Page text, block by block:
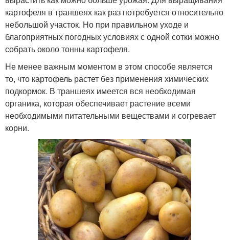
картофеля в траншеях как раз потребуется относительно
небольшой участок. Но при правильном уходе и
благоприятных погодных условиях с одной сотки можно
собрать около тонны картофеля.
Не менее важным моментом в этом способе является
то, что картофель растет без применения химических
подкормок. В траншеях имеется вся необходимая
органика, которая обеспечивает растение всеми
необходимыми питательными веществами и согревает
корни.